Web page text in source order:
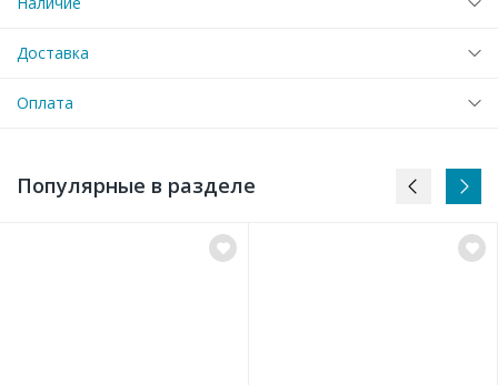
Доставка
Оплата
Популярные в разделе